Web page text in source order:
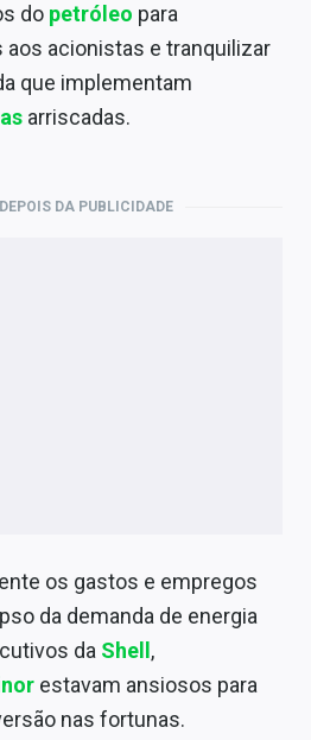
do petróleo para
acionistas e tranquilizar
que implementam
arriscadas.
DA PUBLICIDADE
os gastos e empregos
da demanda de energia
da Shell ,
estavam ansiosos para
nas fortunas.